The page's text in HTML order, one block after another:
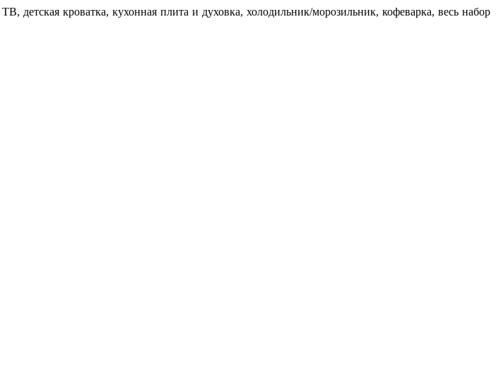
ТВ, детская кроватка, кухонная плита и духовка, холодильник/морозильник, кофеварка, весь набор